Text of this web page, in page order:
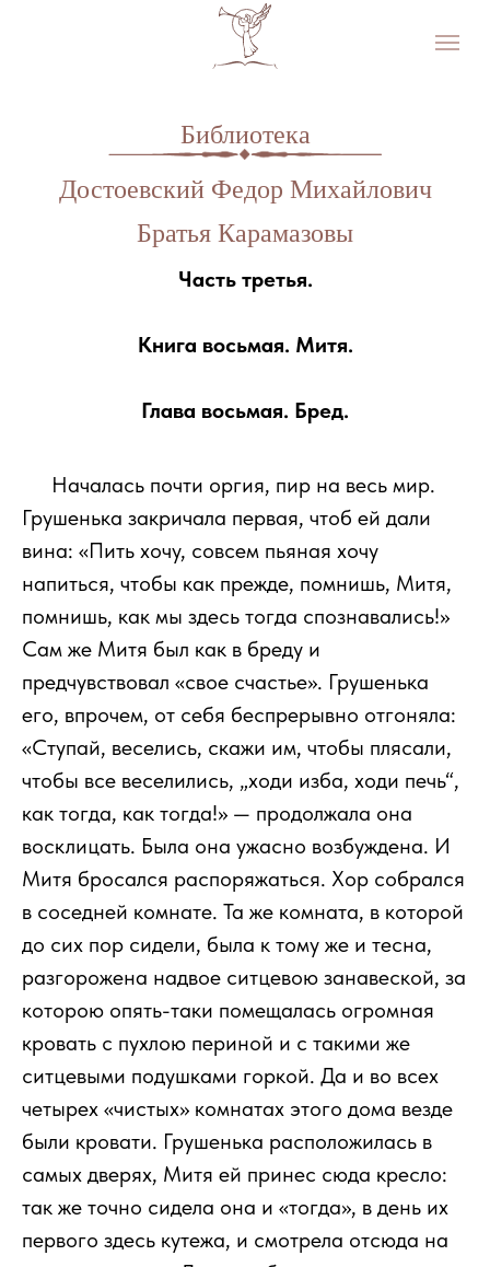
Библиотека
Достоевский Федор Михайлович
Братья Карамазовы
Часть третья.
Книга восьмая. Митя.
Глава восьмая. Бред.
Началась почти оргия, пир на весь мир.
Грушенька закричала первая, чтоб ей дали
вина: «Пить хочу, совсем пьяная хочу
напиться, чтобы как прежде, помнишь, Митя,
помнишь, как мы здесь тогда спознавались!»
Сам же Митя был как в бреду и
предчувствовал «свое счастье». Грушенька
его, впрочем, от себя беспрерывно отгоняла:
«Ступай, веселись, скажи им, чтобы плясали,
чтобы все веселились, „ходи изба, ходи печь“,
как тогда, как тогда!» — продолжала она
восклицать. Была она ужасно возбуждена. И
Митя бросался распоряжаться. Хор собрался
в соседней комнате. Та же комната, в которой
до сих пор сидели, была к тому же и тесна,
разгорожена надвое ситцевою занавеской, за
которою опять-таки помещалась огромная
кровать с пухлою периной и с такими же
ситцевыми подушками горкой. Да и во всех
четырех «чистых» комнатах этого дома везде
были кровати. Грушенька расположилась в
самых дверях, Митя ей принес сюда кресло:
так же точно сидела она и «тогда», в день их
первого здесь кутежа, и смотрела отсюда на